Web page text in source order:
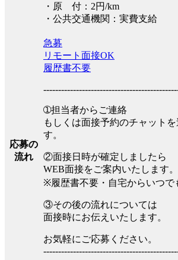
・原 付：2円/km
・公共交通機関：実費支給
応募の
流れ
急募
リモート面接OK
履歴書不要
➀担当者からご連絡
もしくは面接予約のチャット
す。
②面接日時が確定しましたら
WEB面接をご案内いたします。
※履歴書不要・自宅からいつで
③その後の流れについては
面接時にお伝えいたします。
お気軽にご応募ください。